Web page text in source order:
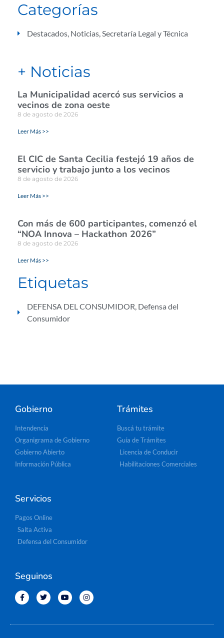
Categorías
Destacados, Noticias,Secretaría Legal y Técnica
+ Noticias
La Municipalidad acercó sus servicios a
vecinos de zona oeste
8 de agosto de 2026
Leer Más >>
El CIC de Santa Cecilia festejó 19 años de
servicio y trabajo junto a los vecinos
8 de agosto de 2026
Leer Más >>
Con más de 600 participantes, comenzó el
“NOA Innova – Hackathon 2026”
8 de agosto de 2026
Leer Más >>
Etiquetas
DEFENSA DEL CONSUMIDOR, Defensa del
Consumidor
Gobierno
Intendencia
Organigrama de Gobierno
Gobierno Abierto
Información Pública
Trámites
Buscá tu trámite
Guía de Trámites
Licencia de Conducir
Habilitaciones Comerciales
Servicios
Pagos Online
Salta Activa
Defensa del Consumidor
Seguinos